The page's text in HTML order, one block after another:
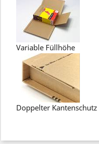
Variable Füllhöhe
Doppelter Kantenschutz